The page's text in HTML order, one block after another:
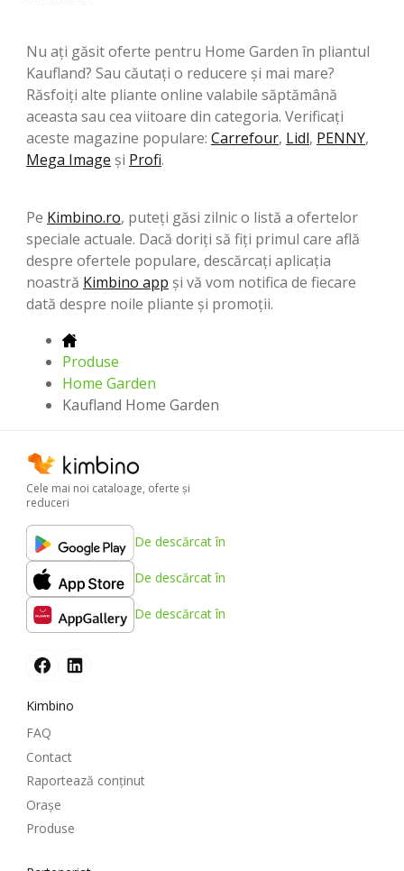
Nu ați găsit oferte pentru Home Garden în pliantul
Kaufland? Sau căutați o reducere și mai mare?
Răsfoiți alte pliante online valabile săptămână
aceasta sau cea viitoare din categoria. Verificați
aceste magazine populare: Carrefour, Lidl, PENNY,
Mega Image şi Profi.
Pe Kimbino.ro, puteți găsi zilnic o listă a ofertelor
speciale actuale. Dacă doriți să fiți primul care află
despre ofertele populare, descărcați aplicația
noastră Kimbino app și vă vom notifica de fiecare
dată despre noile pliante și promoții.
Produse
Home Garden
Kaufland Home Garden
Cele mai noi cataloage, oferte şi
reduceri
De descărcat în
De descărcat în
De descărcat în
Kimbino
FAQ
Contact
Raportează conținut
Oraşe
Produse